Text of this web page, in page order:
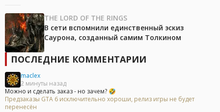
THE LORD OF THE RINGS
В сети вспомнили единственный эскиз
Саурона, созданный самим Толкином
ПОСЛЕДНИЕ КОММЕНТАРИИ
maclex
2 минуты назад
Можно и сделать заказ - но зачем? 🤣
Предзаказы GTA 6 исключительно хороши, релиз игры не будет
перенесён